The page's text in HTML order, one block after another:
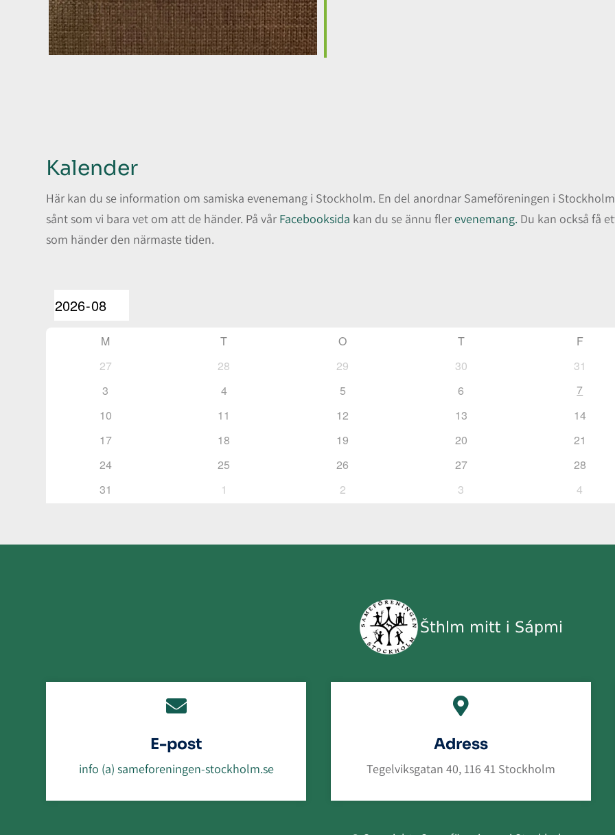
Kalender
Här kan du se information om samiska evenemang i Stockholm. En del anordnar Sameföreningen i
sånt som vi bara vet om att de händer. På vår Facebooksida kan du se ännu flerevenemang. Du kan också få
som händer den närmaste tiden.
M T O T
F
27
28 29 30
31
3
4 5 6
7
10
11 12 13
14
17
18 19 20
21
24
25 26 27
28
31
1 2 3 4

E-post
info (a) sameforeningen-stockholm.se

Adress
Tegelviksgatan 40, 116 41 Stockholm